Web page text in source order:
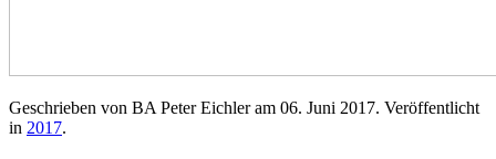
Geschrieben von BA Peter Eichler am 06. Juni 2017. Veröffentlicht
in 2017.